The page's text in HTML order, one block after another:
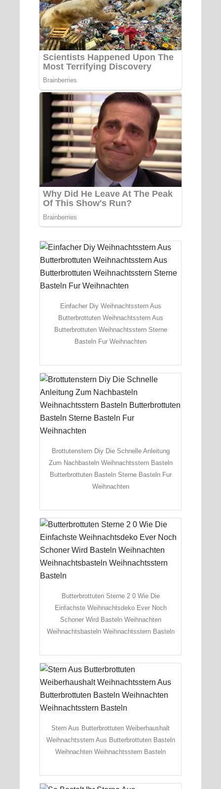
Einfacher Diy Weihnachtsstern Aus
Butterbrottuten Weihnachtsstern Aus
Butterbrottuten Weihnachtsstern Sterne
Basteln Fur Weihnachten
Brottutenstern Diy Die Schnelle Anleitung
Zum Nachbasteln Weihnachtsstern Basteln
Butterbrottuten Basteln Sterne Basteln Fur
Weihnachten
Butterbrottuten Sterne 2 0 Wie Die
Einfachste Weihnachtsdeko Ever Noch
Schoner Wird Basteln Weihnachten
Weihnachtsbasteln Weihnachtsstern Basteln
Stern Aus Butterbrottuten Weiberhaushalt
Weihnachtsstern Aus Butterbrottuten Basteln
Weihnachten Weihnachtsstern Basteln